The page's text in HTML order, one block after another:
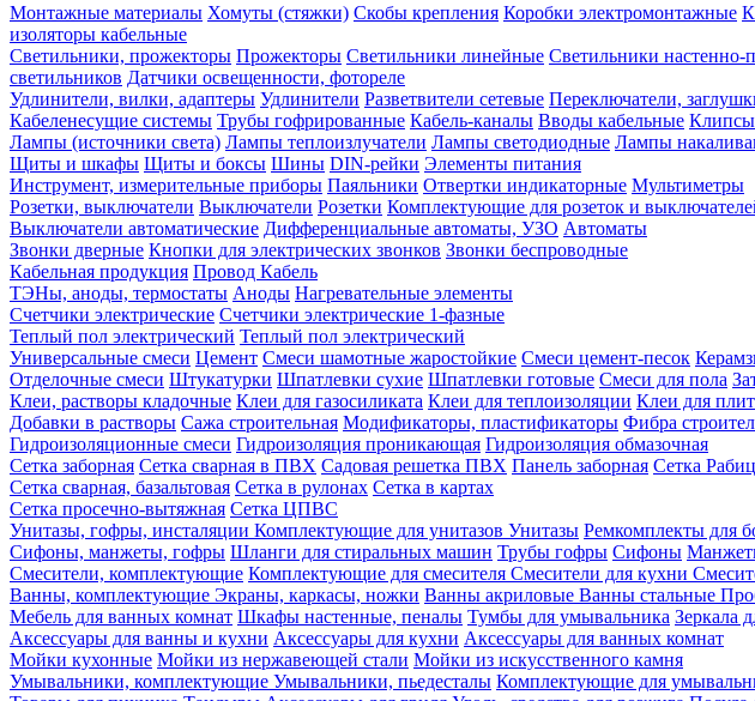
Монтажные материалы Хомуты (стяжки) Скобы крепления Коробки электромонтажные
изоляторы кабельные
Светильники, прожекторы Прожекторы Светильники линейные Светильники настенно-
светильников Датчики освещенности, фотореле
Удлинители, вилки, адаптеры Удлинители Разветвители сетевые Переключатели,
Кабеленесущие системы Трубы гофрированные Кабель-каналы Вводы кабельные Клипсы
Лампы (источники света) Лампы теплоизлучатели Лампы светодиодные Лампы
Щиты и шкафы Щиты и боксы Шины DIN-рейки Элементы питания
Инструмент, измерительные приборы Паяльники Отвертки индикаторные Мультиметры
Розетки, выключатели Выключатели Розетки Комплектующие для розеток и
Выключатели автоматические Дифференциальные автоматы, УЗО Автоматы
Звонки дверные Кнопки для электрических звонков Звонки беспроводные
Кабельная продукция Провод Кабель
ТЭНы, аноды, термостаты Аноды Нагревательные элементы
Счетчики электрические Счетчики электрические 1-фазные
Теплый пол электрический Теплый пол электрический
Универсальные смеси Цемент Смеси шамотные жаростойкие Смеси цемент-песок
Отделочные смеси Штукатурки Шпатлевки сухие Шпатлевки готовые Смеси для пола
Клеи, растворы кладочные Клеи для газосиликата Клеи для теплоизоляции Клеи для
Добавки в растворы Сажа строительная Модификаторы, пластификаторы Фибра
Гидроизоляционные смеси Гидроизоляция проникающая Гидроизоляция обмазочная
Сетка заборная Сетка сварная в ПВХ Садовая решетка ПВХ Панель заборная Сетка
Сетка сварная, базальтовая Сетка в рулонах Сетка в картах
Сетка просечно-вытяжная Сетка ЦПВС
Унитазы, гофры, инсталяции Комплектующие для унитазов Унитазы Ремкомплекты для
Сифоны, манжеты, гофры Шланги для стиральных машин Трубы гофры Сифоны
Смесители, комплектующие Комплектующие для смесителя Смесители для кухни
Ванны, комплектующие Экраны, каркасы, ножки Ванны акриловые Ванны стальные
Мебель для ванных комнат Шкафы настенные, пеналы Тумбы для умывальника Зеркала
Аксессуары для ванны и кухни Аксессуары для кухни Аксессуары для ванных комнат
Мойки кухонные Мойки из нержавеющей стали Мойки из искусственного камня
Умывальники, комплектующие Умывальники, пьедесталы Комплектующие для